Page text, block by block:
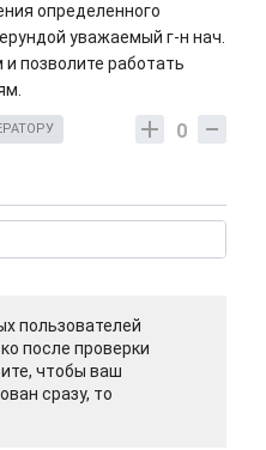
определенного
уважаемый г-н нач.
позволите работать
0
пользователей
после проверки
чтобы ваш
сразу, то